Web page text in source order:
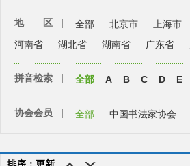
地 区 | 全部 北京市 上海市
河南省
湖北省 湖南省 广东省
拼音检索 | 全部 A B C D E
协会会员 | 全部 中国书法家协会